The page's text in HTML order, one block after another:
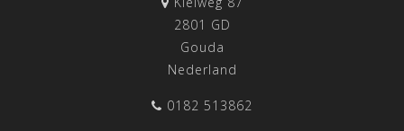
2801 GD
Gouda
Nederland
0182 513862